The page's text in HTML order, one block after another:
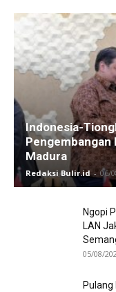
Indonesia-
Pengembangan
Madura
Redaksi Bulir.id - 06/
Ngopi
LAN
05/08/